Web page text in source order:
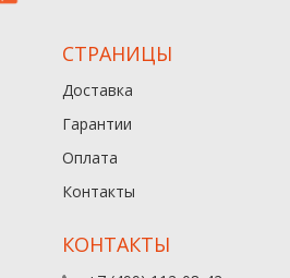
СТРАНИЦЫ
Доставка
Гарантии
Оплата
Контакты
КОНТАКТЫ